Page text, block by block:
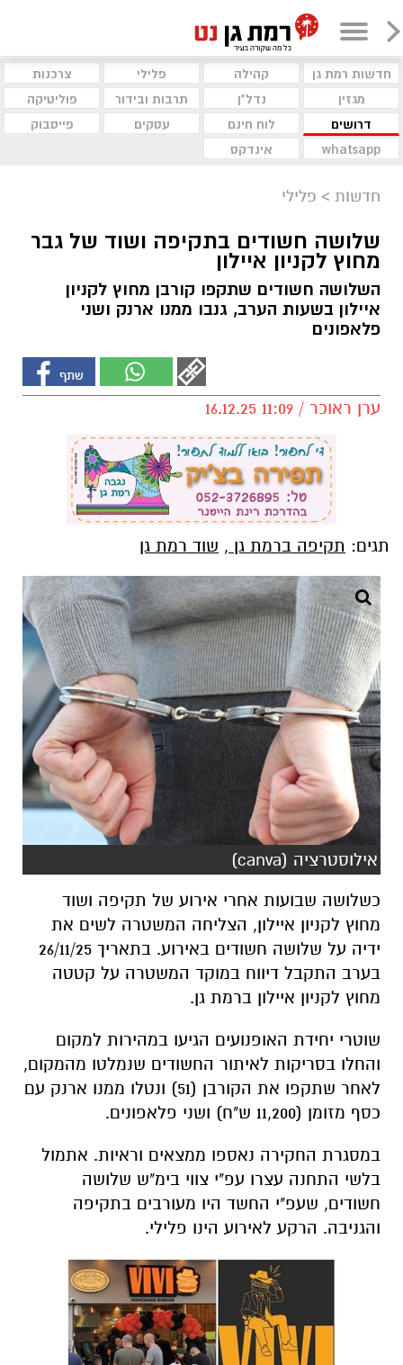
חדשות רמת גן קהילה פלילי
צרכנות
מגזין
נדל"ן תרבות ובידור
פוליטיקה
דרושים
לוח חינם עסקים
פייסבוק
whatsapp
אינדקס
חדשות > פלילי
שלושה חשודים בתקיפה ושוד של גבר
מחוץ לקניון איילון
השלושה חשודים שתקפו קורבן מחוץ לקניון
איילון בשעות הערב, גנבו ממנו ארנק ושני
פלאפונים
ערן ראוכר / 11:09 16.12.25
תגים: תקיפה ברמת גן , שוד רמת גן
אילוסטרציה (canva)
כשלושה שבועות אחרי אירוע של תקיפה ושוד
מחוץ לקניון איילון, הצליחה המשטרה לשים את
ידיה על שלושה חשודים באירוע. בתאריך 26/11/25
בערב התקבל דיווח במוקד המשטרה על קטטה
מחוץ לקניון איילון ברמת גן.
שוטרי יחידת האופנועים הגיעו במהירות למקום
והחלו בסריקות לאיתור החשודים שנמלטו מהמקום,
לאחר שתקפו את הקורבן (51) ונטלו ממנו ארנק עם
כסף מזומן (11,200 ש"ח) ושני פלאפונים.
במסגרת החקירה נאספו ממצאים וראיות. אתמול
בלשי התחנה עצרו עפ"י צווי בימ"ש שלושה
חשודים, שעפ"י החשד היו מעורבים בתקיפה
והגניבה. הרקע לאירוע הינו פלילי.